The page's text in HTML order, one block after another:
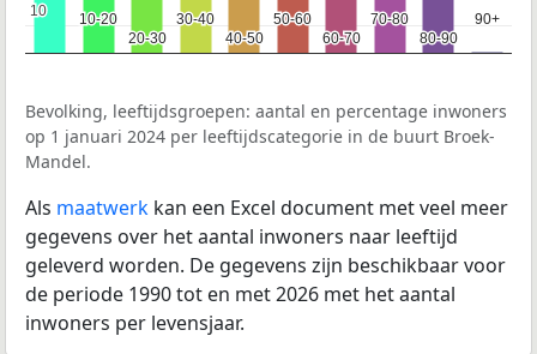
10-20
10-20
20-30
20-30
30-40
30-40
40-50
40-50
50-60
50-60
60-70
60-70
70-80
70-80
80-90
80-90
90+
90+
10
10
Bevolking, leeftijdsgroepen: aantal en percentage inwoners
op 1 januari 2024 per leeftijdscategorie in de buurt Broek-
Mandel.
Als maatwerk kan een Excel document met veel meer
gegevens over het aantal inwoners naar leeftijd
geleverd worden. De gegevens zijn beschikbaar voor
de periode 1990 tot en met 2026 met het aantal
inwoners per levensjaar.